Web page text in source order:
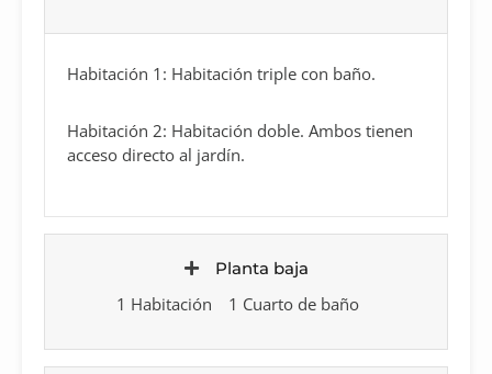
Habitación 1: Habitación triple con baño.
Habitación 2: Habitación doble. Ambos tienen
acceso directo al jardín.
Planta baja
1 Habitación 1 Cuarto de baño